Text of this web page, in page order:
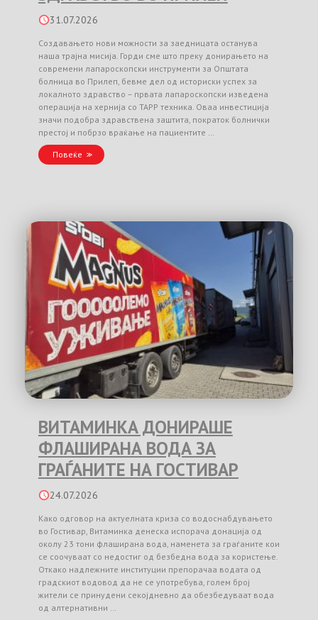
31.07.2026
Создавањето нови можности за заедницата останува
наша трајна мисија. Горди сме што преку донирањето на
современи лапароскопски инструменти за Општата
болница во Прилеп, бевме дел од историски успех за
локалното здравство – првата лапароскопски изведена
операција на хернија со TAPP техника. Оваа инвестиција
значи подобра здравствена заштита, пократок болнички
престој и побрзо враќање на пациентите …
Повеќе
ВИТАМИНКА ДОНИРАШЕ
ФЛАШИРАНА ВОДА ЗА
ГРАЃАНИТЕ НА ГОСТИВАР
24.07.2026
Како одговор на актуелната криза со водоснабдувањето
во Гостивар, Витаминка денеска испорача донација од
околу 23 тони флаширана вода, наменета за граѓаните кои
се соочуваат со недостиг од безбедна вода за користење.
Откако надлежните институции препорачаа водата од
градскиот водовод да не се употребува, голем број
жители се принудени секојдневно да обезбедуваат вода
од алтернативни …